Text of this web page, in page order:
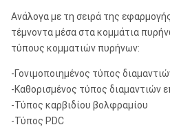
Ανάλογα με τη σειρά της
τέμνοντα μέσα στα κομμάτια
τύπους κομματιών πυρήνων:
-Γονιμοποιημένος τύπος
-Καθορισμένος τύπος διαμαντιών
-Τύπος καρβιδίου βολφραμίου
-Τύπος PDC